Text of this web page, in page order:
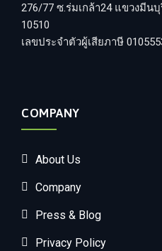
276/77 ซ.ร่มเกล้า24 แขวงมีน
10510
เลขประจำตัวผู้เสียภาษี
COMPANY
About Us
Company
Press & Blog
Privacy Policy